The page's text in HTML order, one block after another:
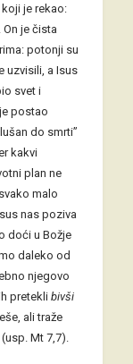
je rekao:
je čista
potonji su
uzvisili, a Isus
svet i
postao
do smrti”
kakvi
plan ne
malo
nas poziva
doći u Božje
daleko od
njegovo
pretekli bivši
ali traže
Mt 7,7).